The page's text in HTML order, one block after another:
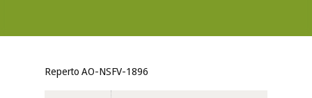
Reperto AO-NSFV-1896